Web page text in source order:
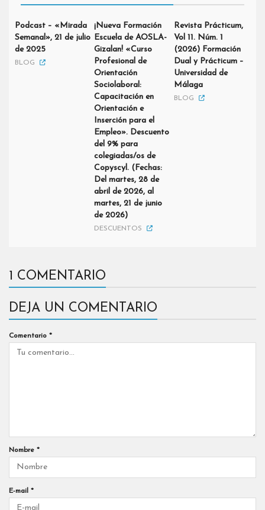
Podcast – «Mirada
Semanal», 21 de julio
de 2025
BLOG
¡Nueva Formación
Escuela de AOSLA-
Gizalan! «Curso
Profesional de
Orientación
Sociolaboral:
Capacitación en
Orientación e
Inserción para el
Empleo». Descuento
del 9% para
colegiadas/os de
Copyscyl. (Fechas:
Del martes, 28 de
abril de 2026, al
martes, 21 de junio
de 2026)
DESCUENTOS
Revista Prácticum,
Vol 11. Núm. 1
(2026) Formación
Dual y Prácticum –
Universidad de
Málaga
BLOG
1 COMENTARIO
DEJA UN COMENTARIO
Comentario *
Nombre *
E-mail *